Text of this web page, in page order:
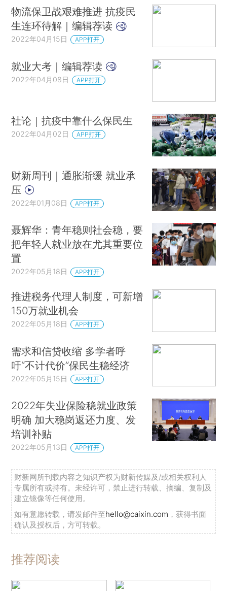
物流保卫战艰难推进 抗疫民
生连环待解｜编辑荐读
2022年04月15日 APP打开
就业大考｜编辑荐读
2022年04月08日 APP打开
社论｜抗疫中靠什么保民生
2022年04月02日 APP打开
财新周刊｜通胀渐缓 就业承
压
2022年01月08日 APP打开
聂辉华：青年稳则社会稳，要
把年轻人就业放在尤其重要位
置
2022年05月18日 APP打开
推进税务代理人制度，可新增
150万就业机会
2022年05月18日 APP打开
需求和信贷收缩 多学者呼
吁“不计代价”保民生稳经济
2022年05月15日 APP打开
2022年失业保险稳就业政策
明确 加大稳岗返还力度、发
培训补贴
2022年05月13日 APP打开
财新网所刊载内容之知识产权为财新传媒及/或相关权利人
专属所有或持有。未经许可，禁止进行转载、摘编、复制及
建立镜像等任何使用。
如有意愿转载，请发邮件至hello@caixin.com ，获得书面
确认及授权后，方可转载。
推荐阅读